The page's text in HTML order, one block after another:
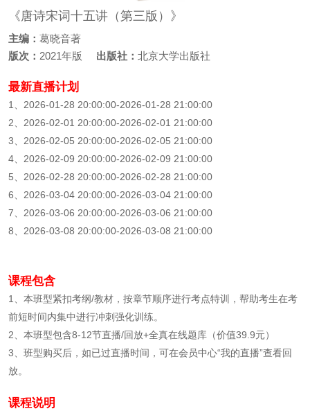
《唐诗宋词十五讲（第三版）》
主编： 葛晓音著
版次： 2021年版 出版社： 北京大学出版社
最新直播计划
1、2026-01-28 20:00:00-2026-01-28 21:00:00
2、2026-02-01 20:00:00-2026-02-01 21:00:00
3、2026-02-05 20:00:00-2026-02-05 21:00:00
4、2026-02-09 20:00:00-2026-02-09 21:00:00
5、2026-02-28 20:00:00-2026-02-28 21:00:00
6、2026-03-04 20:00:00-2026-03-04 21:00:00
7、2026-03-06 20:00:00-2026-03-06 21:00:00
8、2026-03-08 20:00:00-2026-03-08 21:00:00
课程包含
1、本班型紧扣考纲/教材，按章节顺序进行考点特训，帮助考生在考
前短时间内集中进行冲刺强化训练。
2、本班型包含8-12节直播/回放+全真在线题库（价值39.9元）
3、班型购买后，如已过直播时间，可在会员中心“我的直播”查看回
放。
课程说明